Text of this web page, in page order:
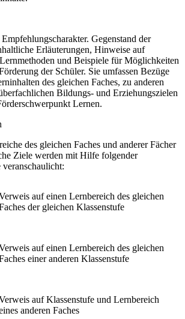
Gegenstand der
Erläuterungen, Hinweise auf
und Beispiele für Möglichkeiten
der Schüler. Sie umfassen Bezüge
des gleichen Faches, zu anderen
Bildungs- und Erziehungszielen
Lernen.
des gleichen Faches und anderer Fächer
Ziele werden mit Hilfe folgender
veranschaulicht:
auf einen Lernbereich des gleichen
der gleichen Klassenstufe
auf einen Lernbereich des gleichen
einer anderen Klassenstufe
auf Klassenstufe und Lernbereich
anderen Faches